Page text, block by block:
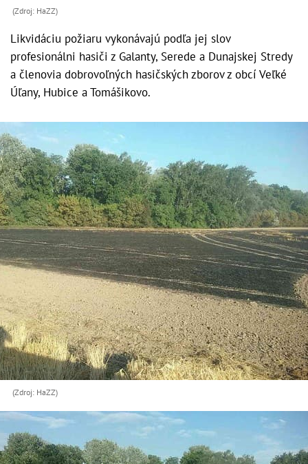
(Zdroj: HaZZ)
Likvidáciu požiaru vykonávajú podľa jej slov
profesionálni hasiči z Galanty, Serede a Dunajskej Stredy
a členovia dobrovoľných hasičských zborov z obcí Veľké
Úľany, Hubice a Tomášikovo.
(Zdroj: HaZZ)